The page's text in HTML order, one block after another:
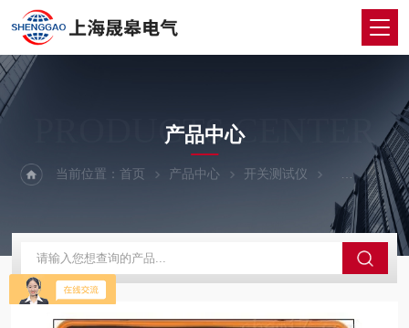
PRODUCTS CENTER
产品中心
当前位置：首页 产品中心 开关测试仪 回路电阻测